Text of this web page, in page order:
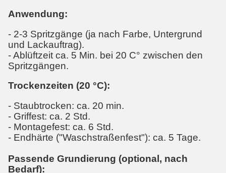
Anwendung:
- 2-3 Spritzgänge (ja nach Farbe, Untergrund
und Lackauftrag).
- Ablüftzeit ca. 5 Min. bei 20 C° zwischen den
Spritzgängen.
Trockenzeiten (20 °C):
- Staubtrocken: ca. 20 min.
- Griffest: ca. 2 Std.
- Montagefest: ca. 6 Std.
- Endhärte ("Waschstraßenfest"): ca. 5 Tage.
Passende Grundierung (optional, nach
Bedarf):